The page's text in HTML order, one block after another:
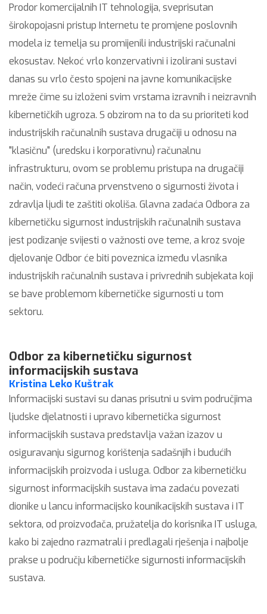
Prodor komercijalnih IT tehnologija, sveprisutan
širokopojasni pristup Internetu te promjene poslovnih
modela iz temelja su promijenili industrijski računalni
ekosustav. Nekoć vrlo konzervativni i izolirani sustavi
danas su vrlo često spojeni na javne komunikacijske
mreže čime su izloženi svim vrstama izravnih i neizravnih
kibernetičkih ugroza. S obzirom na to da su prioriteti kod
industrijskih računalnih sustava drugačiji u odnosu na
"klasičnu" (uredsku i korporativnu) računalnu
infrastrukturu, ovom se problemu pristupa na drugačiji
način, vodeći računa prvenstveno o sigurnosti života i
zdravlja ljudi te zaštiti okoliša. Glavna zadaća Odbora za
kibernetičku sigurnost industrijskih računalnih sustava
jest podizanje svijesti o važnosti ove teme, a kroz svoje
djelovanje Odbor će biti poveznica između vlasnika
industrijskih računalnih sustava i privrednih subjekata koji
se bave problemom kibernetičke sigurnosti u tom
sektoru.
Odbor za kibernetičku sigurnost
informacijskih sustava
Kristina Leko Kuštrak
Informacijski sustavi su danas prisutni u svim područjima
ljudske djelatnosti i upravo kibernetička sigurnost
informacijskih sustava predstavlja važan izazov u
osiguravanju sigurnog korištenja sadašnjih i budućih
informacijskih proizvoda i usluga. Odbor za kibernetičku
sigurnost informacijskih sustava ima zadaću povezati
dionike u lancu informacijsko kounikacijskih sustava i IT
sektora, od proizvođača, pružatelja do korisnika IT usluga,
kako bi zajedno razmatrali i predlagali rješenja i najbolje
prakse u području kibernetičke sigurnosti informacijskih
sustava.